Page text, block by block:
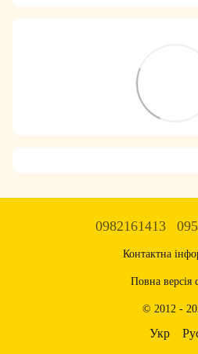
0982161413
Контактна
Повна версія
© 2012 -
Укр